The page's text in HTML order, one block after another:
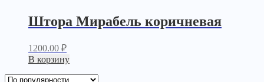
Штора Мирабель коричневая
1200.00 ₽
В корзину